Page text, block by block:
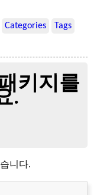
Categories
Tags
키지를
.
니다.